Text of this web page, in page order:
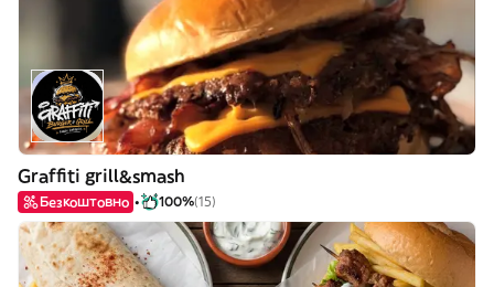
Graffiti grill&smash
Безкоштовно 100%(15)